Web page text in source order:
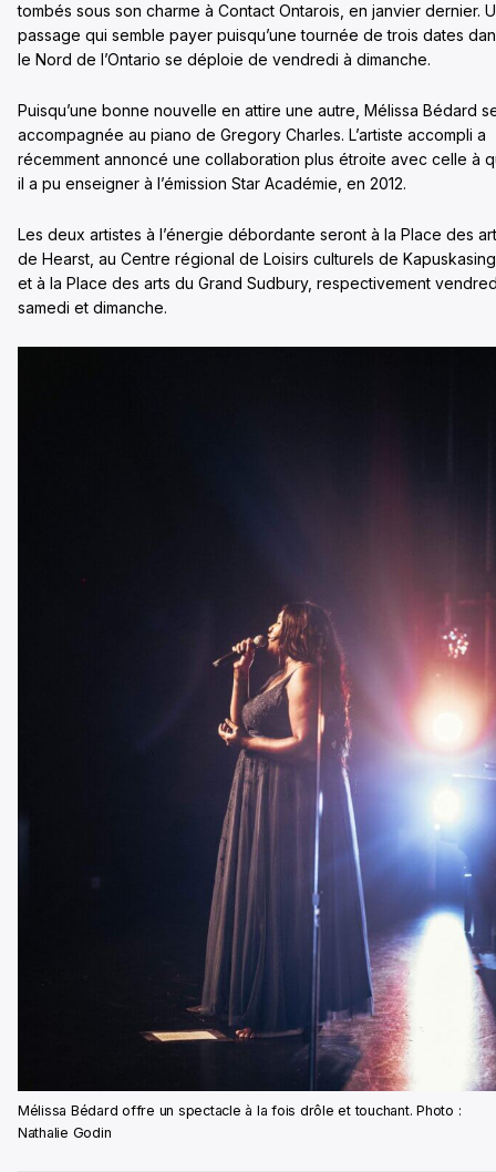
tombés sous son charme à Contact Ontarois, en janvier dernier.
passage qui semble payer puisqu’une tournée de trois dates
le Nord de l’Ontario se déploie de vendredi à dimanche.
Puisqu’une bonne nouvelle en attire une autre, Mélissa Bédard
accompagnée au piano de Gregory Charles. L’artiste accompli a
récemment annoncé une collaboration plus étroite avec celle à
il a pu enseigner à l’émission Star Académie, en 2012.
Les deux artistes à l’énergie débordante seront à la Place des
de Hearst, au Centre régional de Loisirs culturels de Kapuskasing
et à la Place des arts du Grand Sudbury, respectivement
samedi et dimanche.
Mélissa Bédard offre un spectacle à la fois drôle et touchant. Photo :
Nathalie Godin